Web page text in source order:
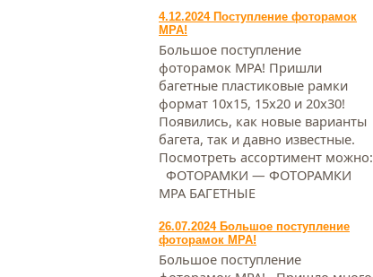
4.12.2024 Поступление фоторамок
МРА!
Большое поступление
фоторамок МРА! Пришли
багетные пластиковые рамки
формат 10х15, 15х20 и 20х30!
Появились, как новые варианты
багета, так и давно известные.
Посмотреть ассортимент можно:
ФОТОРАМКИ — ФОТОРАМКИ
МРА БАГЕТНЫЕ
26.07.2024 Большое поступление
фоторамок МРА!
Большое поступление